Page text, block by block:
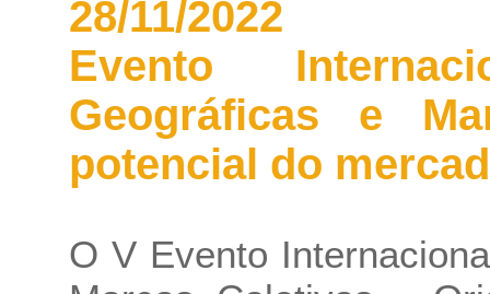
28/11/2022
Evento
Geográficas e
potencial do
O V Evento